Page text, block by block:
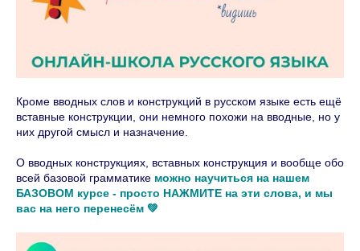
Кроме вводных слов и конструкций в русском языке есть ещё
вставные конструкции, они немного похожи на вводные, но у
них другой смысл и назначение.
О вводных конструкциях, вставных конструкция и вообще обо
всей базовой грамматике можно научиться на нашем
БАЗОВОМ курсе - просто НАЖМИТЕ на эти слова, и мы
вас на него перенесём 💚